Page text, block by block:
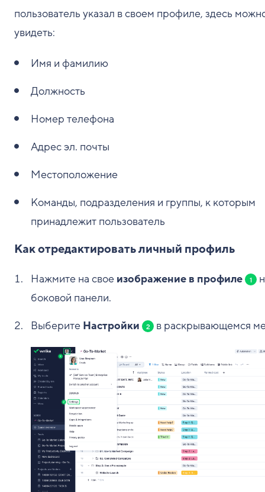
пользователь указал в своем профиле, здесь
увидеть:
Имя и фамилию
Должность
Номер телефона
Адрес эл. почты
Местоположение
Команды, подразделения и группы, к которым
принадлежит пользователь
Как отредактировать личный профиль
Нажмите на свое изображение в профиле 1
боковой панели.
Выберите Настройки 2 в раскрывающемся